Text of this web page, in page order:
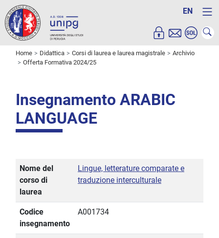
EN
Home Didattica Corsi di laurea e laurea magistrale
Archivio
Offerta Formativa 2024/25
Insegnamento ARABIC
LANGUAGE
Nome del
corso di
laurea
Lingue, letterature comparate e
traduzione interculturale
Codice
insegnamento
A001734